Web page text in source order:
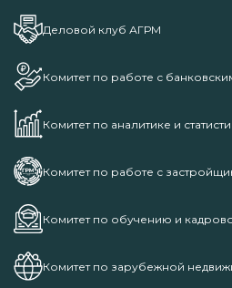
Деловой клуб АГРМ
Комитет по работе с
Комитет по аналитике и
Комитет по работе с
Комитет по обучению и
Комитет по зарубежной